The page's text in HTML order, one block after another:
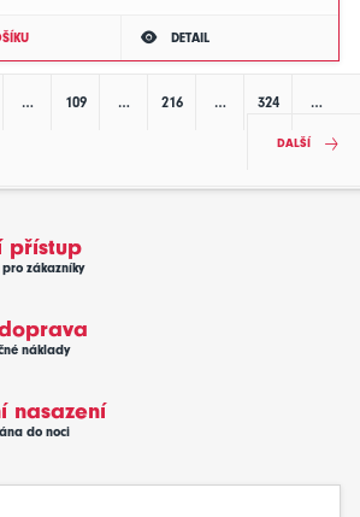
DETAIL
… 109 … 216 … 324 …
DALŠÍ
přístup
zákazníky
náklady
nasazení
do noci